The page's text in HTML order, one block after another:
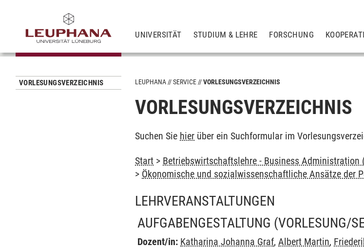
UNIVERSITÄT STUDIUM & LEHRE FORSCHUNG
VORLESUNGSVERZEICHNIS LEUPHANA SERVICE VORLESUNGSVERZEICHNIS
VORLESUNGSVERZEICHNIS
Suchen Sie hier über ein Suchformular im
Start > Betriebswirtschaftslehre - Business Administration
> Ökonomische und sozialwissenschaftliche Ansätze der
LEHRVERANSTALTUNGEN
AUFGABENGESTALTUNG (VORLESUNG/
Dozent/in: Katharina Johanna Graf,Albert Martin,